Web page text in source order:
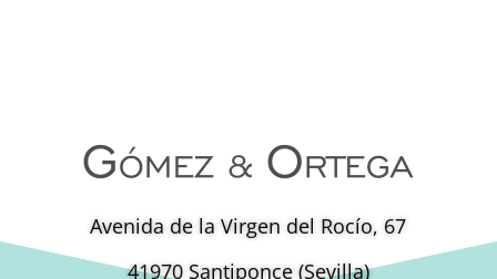
Avenida de la Virgen del Rocío, 67
41970 Santiponce (Sevilla)